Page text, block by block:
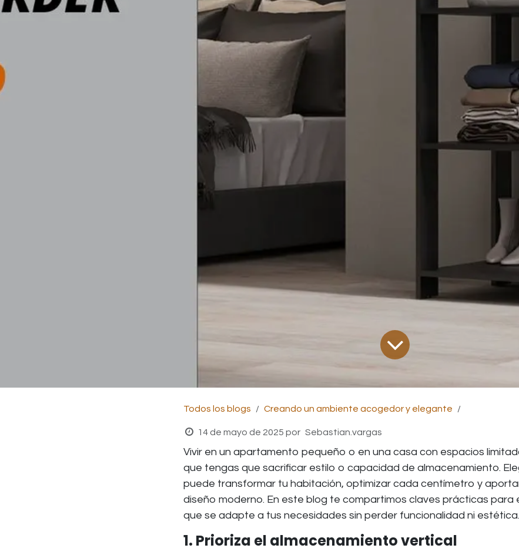
Todos los blogs Creando un ambiente acogedor y elegante
14 de mayo de 2025 por Sebastian.vargas
Vivir en un apartamento pequeño o en una casa con espacios
que tengas que sacrificar estilo o capacidad de almacenamiento.
puede transformar tu habitación, optimizar cada centímetro y
diseño moderno. En este blog te compartimos claves prácticas para
que se adapte a tus necesidades sin perder funcionalidad ni estética.
1. Prioriza el almacenamiento vertical